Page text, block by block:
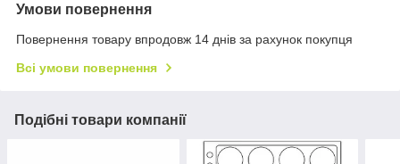
Умови повернення
Повернення товару впродовж 14 днів за рахунок покупця
Всі умови повернення
Подібні товари компанії